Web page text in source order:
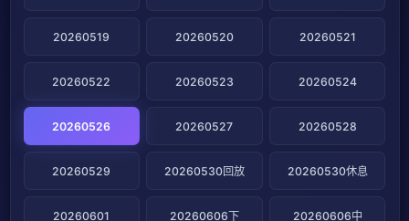
20260519 20260520 20260521
20260522 20260523 20260524
20260526 20260527 20260528
20260529 20260530回放 20260530休息
20260601 20260606下 20260606中